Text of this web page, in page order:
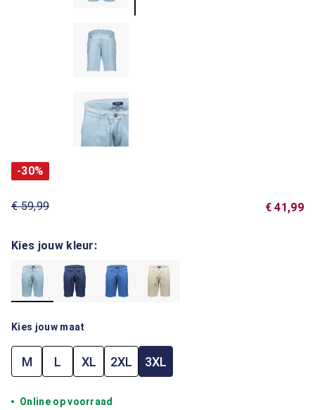
-30%
€ 59,99 € 41,99
Kies jouw kleur:
Kies jouw maat
M L XL 2XL 3XL
Online op voorraad